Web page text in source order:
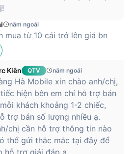
năm ngoái
mua từ 10 cái trở lên giá bn
Kiên QTV năm ngoái
Hà Mobile xin chào anh/chị,
hiện bên em chỉ hỗ trợ bán
khách khoảng 1-2 chiếc,
trợ bán số lượng nhiều ạ.
chị cần hỗ trợ thông tin nào
thể gửi thắc mắc tại đây để
hỗ trợ giải đáp ạ.